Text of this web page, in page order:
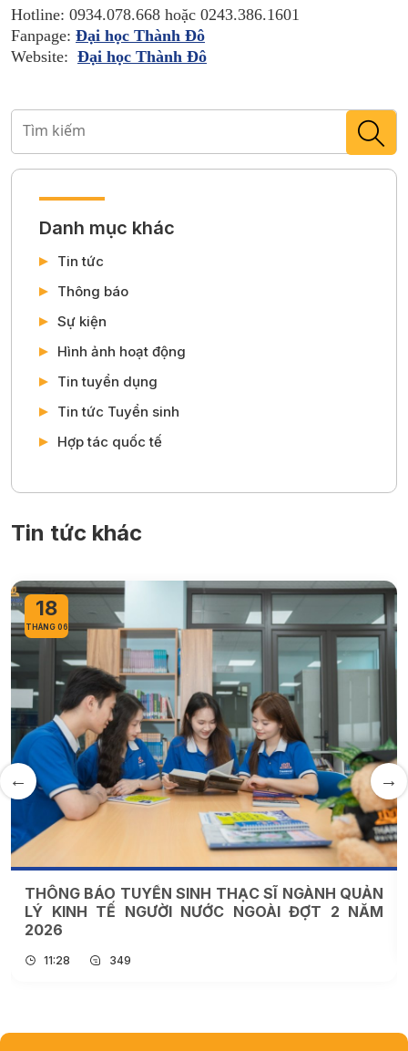
Hotline: 0934.078.668 hoặc 0243.386.1601
Fanpage: Đại học Thành Đô
Website: Đại học Thành Đô
Danh mục khác
Tin tức
Thông báo
Sự kiện
Hình ảnh hoạt động
Tin tuyển dụng
Tin tức Tuyển sinh
Hợp tác quốc tế
Tin tức khác
01
THÁNG 06
THÔNG BÁO TUYỂN SINH ĐẠI HỌC CHÍNH QUY
NGÀNH GIÁO DỤC HỌC NĂM 2026